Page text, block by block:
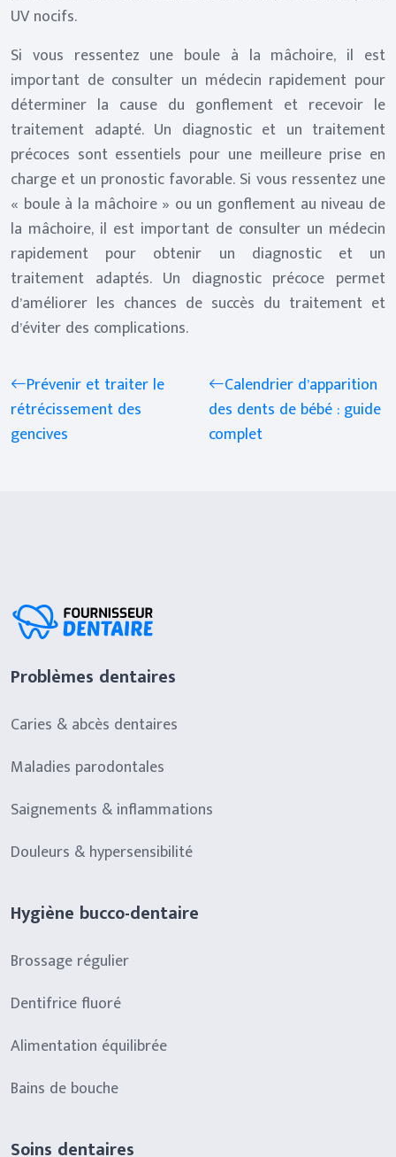
UV nocifs.
Si vous ressentez une boule à la mâchoire, il est
important de consulter un médecin rapidement pour
déterminer la cause du gonflement et recevoir le
traitement adapté. Un diagnostic et un traitement
précoces sont essentiels pour une meilleure prise en
charge et un pronostic favorable. Si vous ressentez une
« boule à la mâchoire » ou un gonflement au niveau de
la mâchoire, il est important de consulter un médecin
rapidement pour obtenir un diagnostic et un
traitement adaptés. Un diagnostic précoce permet
d’améliorer les chances de succès du traitement et
d’éviter des complications.
Prévenir et traiter le
rétrécissement des
gencives
Calendrier d’apparition
des dents de bébé : guide
complet
Problèmes dentaires
Caries & abcès dentaires
Maladies parodontales
Saignements & inflammations
Douleurs & hypersensibilité
Hygiène bucco-dentaire
Brossage régulier
Dentifrice fluoré
Alimentation équilibrée
Bains de bouche
Soins dentaires